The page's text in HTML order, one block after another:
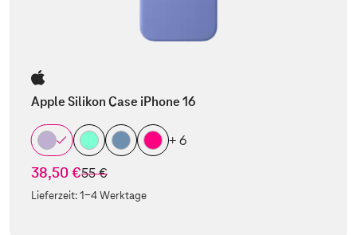
Apple Silikon Case iPhone 16
+ 6
38,50 €statt
55 €
Lieferzeit:1-4 Werktage